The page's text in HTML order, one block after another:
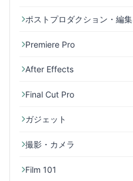
ポストプロダクション・編集
Premiere Pro
After Effects
Final Cut Pro
ガジェット
撮影・カメラ
Film 101